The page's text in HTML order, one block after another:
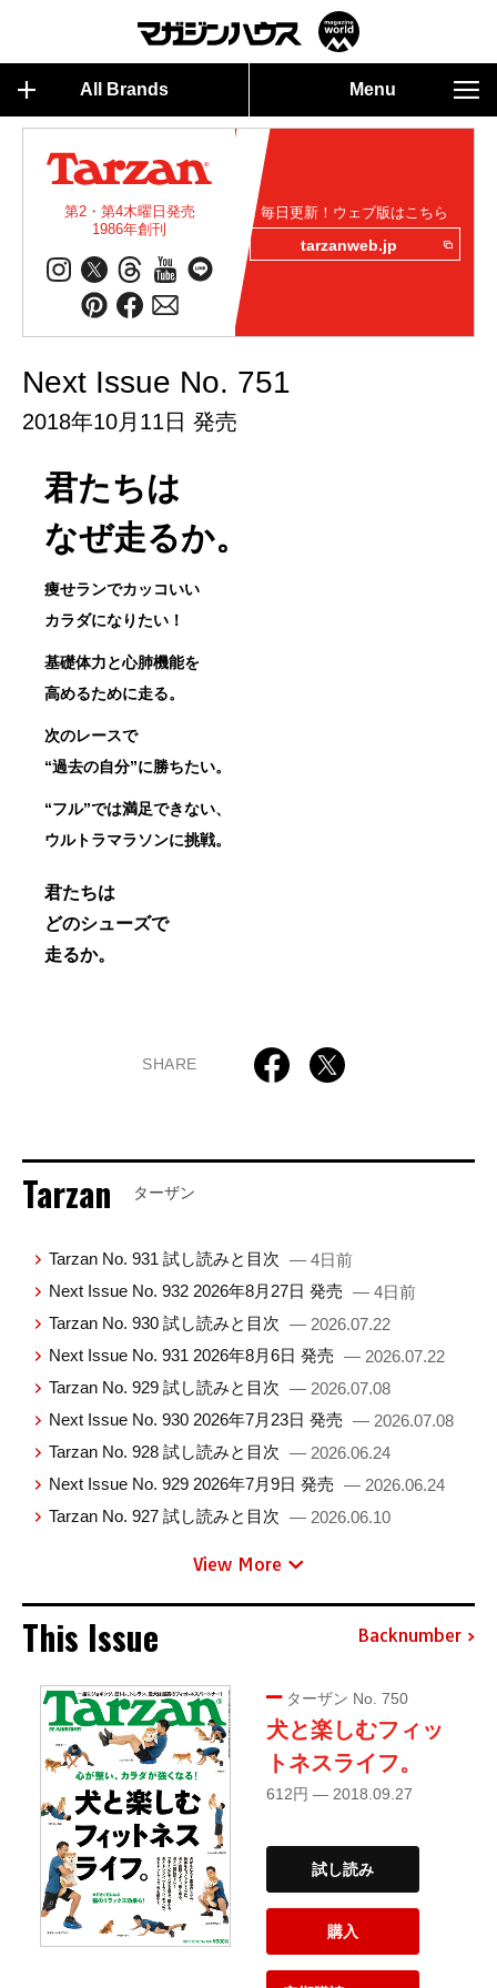
All Brands Menu
第2・第4木曜日発売
1986年創刊
毎日更新！ウェブ版はこちら
tarzanweb.jp
Next Issue No. 751
2018年10月11日 発売
君たちは
なぜ走るか。
痩せランでカッコいい
カラダになりたい！
基礎体力と心肺機能を
高めるために走る。
次のレースで
“過去の自分”に勝ちたい。
“フル”では満足できない、
ウルトラマラソンに挑戦。
君たちは
どのシューズで
走るか。
SHARE
Tarzan ターザン
Tarzan No. 931 試し読みと目次 — 4日前
Next Issue No. 932 2026年8月27日 発売 — 4日前
Tarzan No. 930 試し読みと目次 — 2026.07.22
Next Issue No. 931 2026年8月6日 発売 — 2026.07.22
Tarzan No. 929 試し読みと目次 — 2026.07.08
Next Issue No. 930 2026年7月23日 発売 — 2026.07.08
Tarzan No. 928 試し読みと目次 — 2026.06.24
Next Issue No. 929 2026年7月9日 発売 — 2026.06.24
Tarzan No. 927 試し読みと目次 — 2026.06.10
View More
This Issue Backnumber
ターザン No. 750
犬と楽しむフィッ
トネスライフ。
612円 — 2018.09.27
試し読み
購入